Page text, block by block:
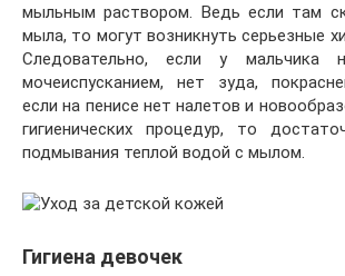
мыльным раствором. Ведь если там
мыла, то могут возникнуть серьезные
Следовательно, если у мальчика
мочеиспусканием, нет зуда,
если на пенисе нет налетов и
гигиенических процедур, то
подмывания теплой водой с мылом.
Гигиена девочек